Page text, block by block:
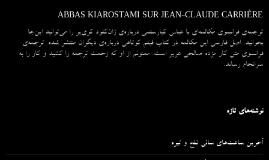
ABBAS KIAROSTAMI SUR JEAN-CLAUDE CARRIÈRE
ترجمه‌ی فرانسوی مکالمه‌ای با عباس کیارستمی درباره‌ی ژان‌کلود کری‌یر را می‌توانید این‌جا
بخوانید. اصل فارسی این مکالمه در کتاب فیلم کوتاهی درباره‌ی دیگران منتشر شده. ترجمه‌ی
فرانسوی متن کار مژده صالحی عزیز است. ممنونم از او که زحمت ترجمه را کشید و کار را به
سرانجام رساند.
نوشته‌های تازه
آخرین ساعت‌های سالی تلخ و تیره